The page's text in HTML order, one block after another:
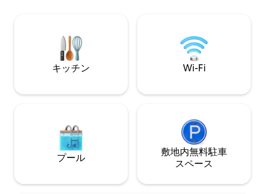
焚き火の炎を眺めながら語り合ったり ・
自然の中で女子会したり ・仕事仲間とワ
ーケーションや経営合宿したり 巨大ウッ
ドデッキから眼下に広がる大海原の景色
ペース（焚き火台・薪棚）があるので、
楽しめます。 4K超短焦点プロジェクター
があるので、映画を楽しんだり、Web会
議を出来ます。 ワークスペース（デス
ク・オフィスチェア・モニター）がある
「とびきりの絶景」と「記憶に残るひと
ならではの「星空
なことでも有名です 夜が更けたら庭
明を消して、夜空
い 降り注ぐような星空は、きっと忘れら
ス・周辺情報】
に入るスーパーや
トも至近です 【ご予約について】 ※もし
ご希望の日程が埋
隣に兄弟施設「サ
います ホストのプロフィールアイコンを
ご覧いただけます
キッチン Wi-Fi
プール
敷地内無料駐⁠車
ス⁠ペ⁠ー⁠ス